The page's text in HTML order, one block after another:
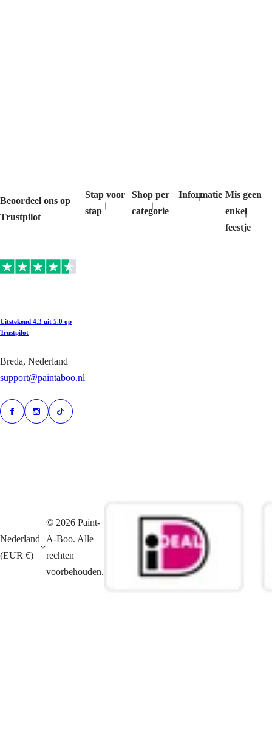
Beoordeel ons op
Trustpilot
Uitstekend 4.3 uit 5.0 op
Trustpilot
Breda, Nederland
support@paintaboo.nl
Stap voor
stap
Shop per
categorie
Informatie Mis geen
enkel
feestje
Nederland
(EUR €)
© 2026 Paint-
A-Boo. Alle
rechten
voorbehouden.